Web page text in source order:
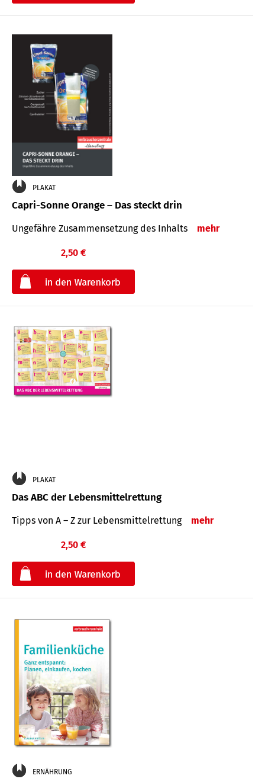
PLAKAT
Capri-Sonne Orange – Das steckt drin
Ungefähre Zu­sammen­setzung des Inhalts mehr
2,50 €
PLAKAT
Das ABC der Lebensmittelrettung
Tipps von A – Z zur Lebensmittelrettung mehr
2,50 €
ERNÄHRUNG